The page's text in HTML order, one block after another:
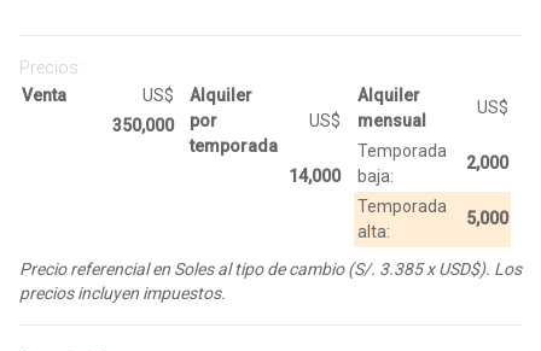
Precios:
Venta
US$
350,000
Alquiler
por
temporada
US$
14,000
Alquiler
mensual
US$
Temporada
baja:
2,000
Temporada
alta:
5,000
Precio referencial en Soles al tipo de cambio (S/. 3.385 x USD$). Los
precios incluyen impuestos.